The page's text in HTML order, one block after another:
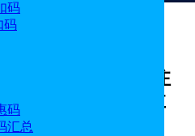
码
码
码
汇总
一活动预告 域名注
主机/企业邮箱享